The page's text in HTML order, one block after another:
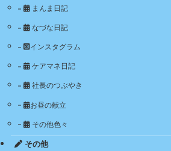
まんま日記
なづな日記
インスタグラム
ケアマネ日記
社長のつぶやき
お昼の献立
その他色々
その他